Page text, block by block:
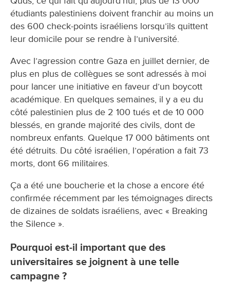
étudiants palestiniens doivent franchir au moins un
des 600 check-points israéliens lorsqu’ils quittent
leur domicile pour se rendre à l’université.
Avec l’agression contre Gaza en juillet dernier, de
plus en plus de collègues se sont adressés à moi
pour lancer une initiative en faveur d’un boycott
académique. En quelques semaines, il y a eu du
côté palestinien plus de 2 100 tués et de 10 000
blessés, en grande majorité des civils, dont de
nombreux enfants. Quelque 17 000 bâtiments ont
été détruits. Du côté israélien, l’opération a fait 73
morts, dont 66 militaires.
Ça a été une boucherie et la chose a encore été
confirmée récemment par les témoignages directs
de dizaines de soldats israéliens, avec « Breaking
the Silence ».
Pourquoi est-il important que des
universitaires se joignent à une telle
campagne ?